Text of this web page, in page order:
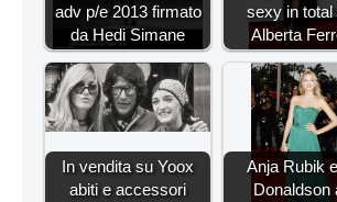
adv p/e 2013 firmato
da Hedi Simane
sexy in total
Alberta
In vendita su Yoox
abiti e accessori
Anja Rubik
Donaldson